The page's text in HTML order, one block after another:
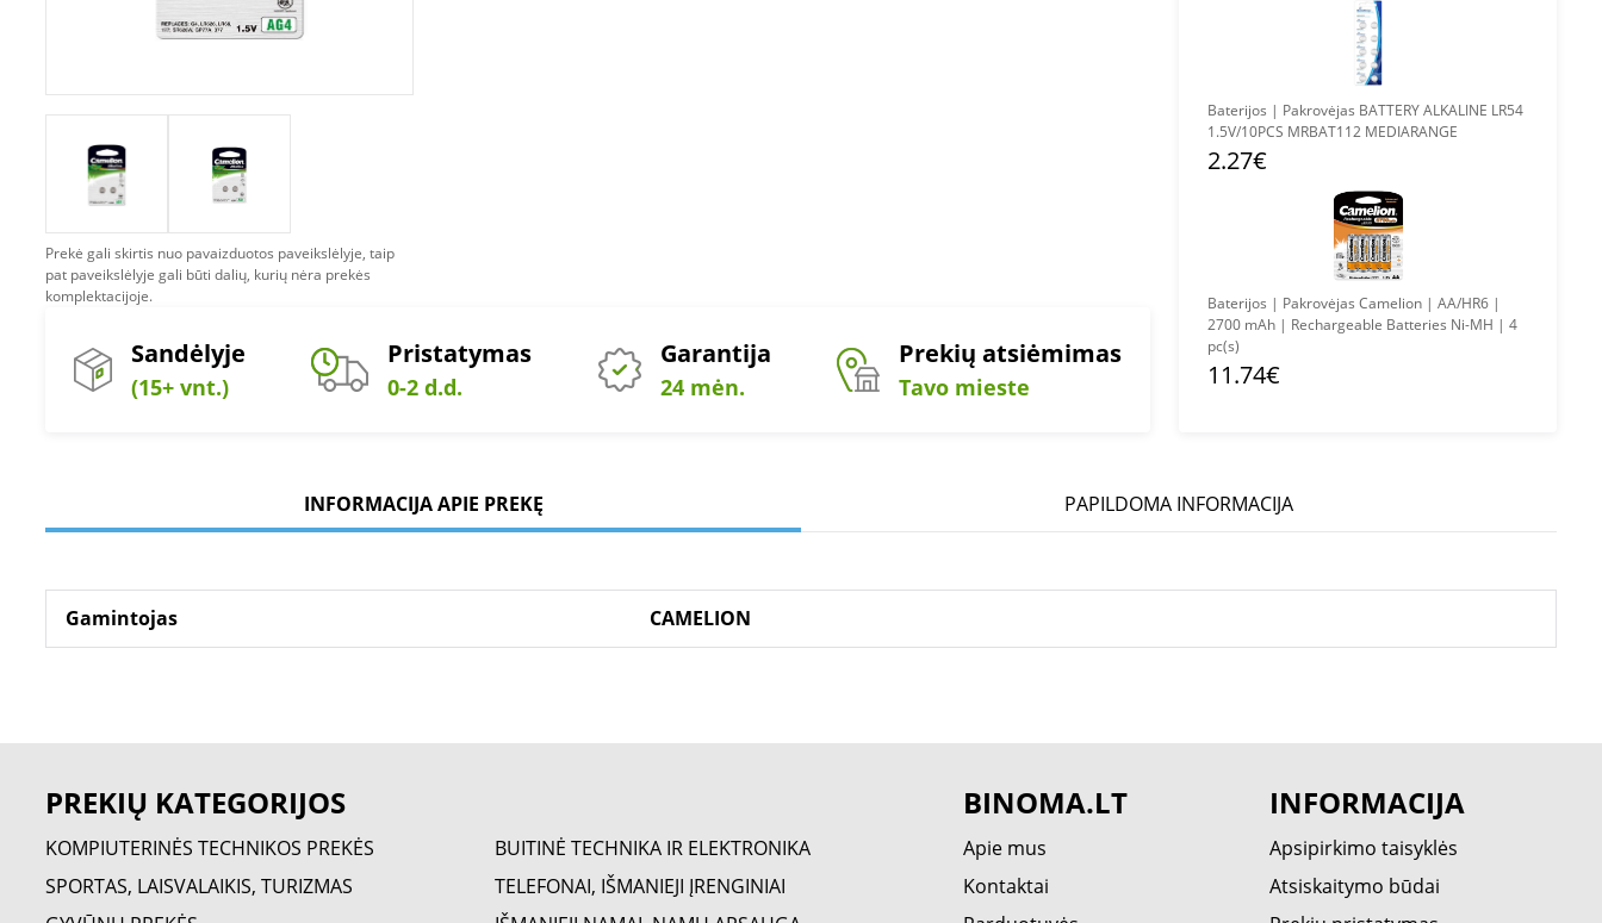
Prekė gali skirtis nuo pavaizduotos paveikslėlyje, taip
pat paveikslėlyje gali būti dalių, kurių nėra prekės
komplektacijoje.
Sandėlyje
(15+ vnt.)
Pristatymas
0-2 d.d.
Garantija
24 mėn.
Prekių atsiėmimas
Tavo mieste
Baterijos | Pakrovėjas BATTERY ALKALINE LR54
1.5V/10PCS MRBAT112 MEDIARANGE
2.27€
Baterijos | Pakrovėjas Camelion | AA/HR6 |
2700 mAh | Rechargeable Batteries Ni-MH | 4
pc(s)
11.74€
INFORMACIJA APIE PREKĘ PAPILDOMA INFORMACIJA
Gamintojas CAMELION
PREKIŲ KATEGORIJOS
KOMPIUTERINĖS TECHNIKOS PREKĖS
BUITINĖ TECHNIKA IR ELEKTRONIKA
SPORTAS, LAISVALAIKIS, TURIZMAS
TELEFONAI, IŠMANIEJI ĮRENGINIAI
BINOMA.LT
Apie mus
Kontaktai
INFORMACIJA
Apsipirkimo taisyklės
Atsiskaitymo būdai